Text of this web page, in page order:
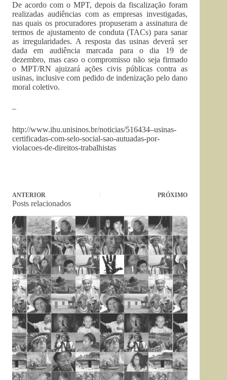
De acordo com o MPT, depois da fiscalização foram
realizadas audiências com as empresas investigadas,
nas quais os procuradores propuseram a assinatura de
termos de ajustamento de conduta (TACs) para sanar
as irregularidades. A resposta das usinas deverá ser
dada em audiência marcada para o dia 19 de
dezembro, mas caso o compromisso não seja firmado
o MPT/RN ajuizará ações civis públicas contra as
usinas, inclusive com pedido de indenização pelo dano
moral coletivo.
–
http://www.ihu.unisinos.br/noticias/516434–usinas-
certificadas-com-selo-social-sao-autuadas-por-
violacoes-de-direitos-trabalhistas
ANTERIOR PRÓXIMO
Posts relacionados